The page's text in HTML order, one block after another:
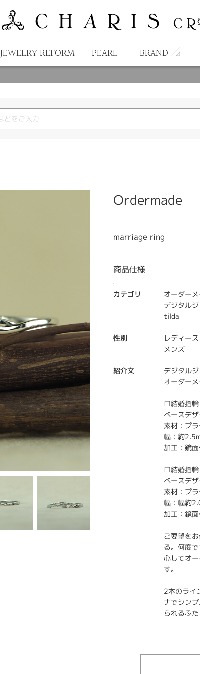
JEWELRY REFORM PEARL BRAND
Ordermade
marriage ring
商品仕様
カテゴリ
オーダー
デジタル
tilda
性別
レディース
メンズ
紹介文
デジタル
オーダー
□結婚指輪
ベースデ
素材：プ
幅：約
加工：鏡
□結婚指輪
ベースデ
素材：プ
幅：幅約
加工：鏡
ご要望を
る。何度
心してオ
す。
2本のライ
ナでシン
られるふ